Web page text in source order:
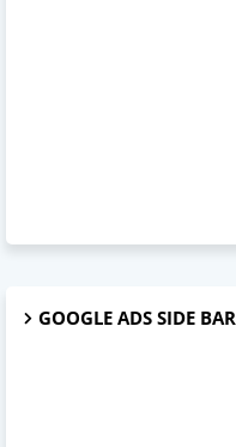
GOOGLE ADS SIDE BAR